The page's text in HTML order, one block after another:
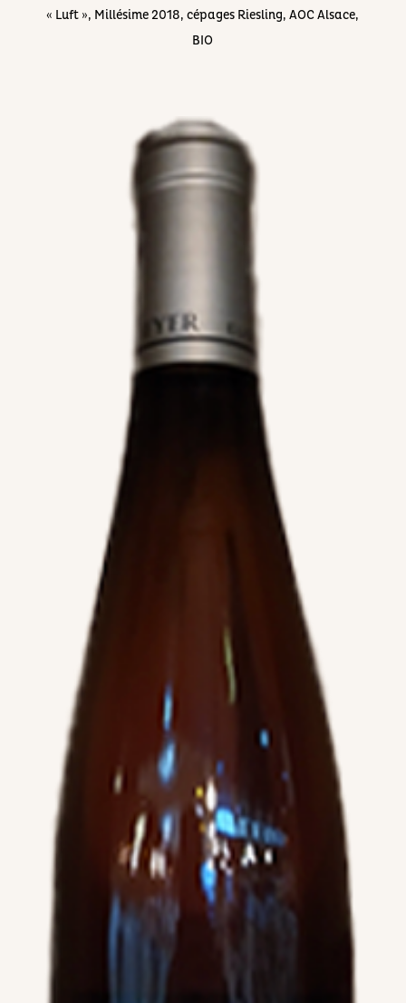
« Luft », Millésime 2018, cépages ​Riesling, AOC Alsace,
BIO